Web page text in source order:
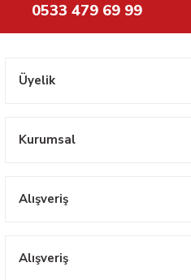
0533 479 69 99
Üyelik
Kurumsal
Alışveriş
Alışveriş